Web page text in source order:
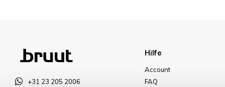
+31 23 205 2006
Hilfe
Account
FAQ